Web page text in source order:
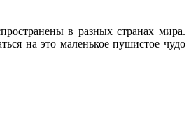
в разных странах мира.
на это маленькое пушистое чудо